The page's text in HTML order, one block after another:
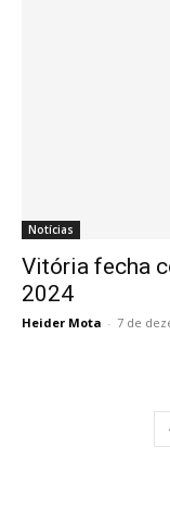
Notícias
Vitória fecha
2024
Heider Mota - 7 de